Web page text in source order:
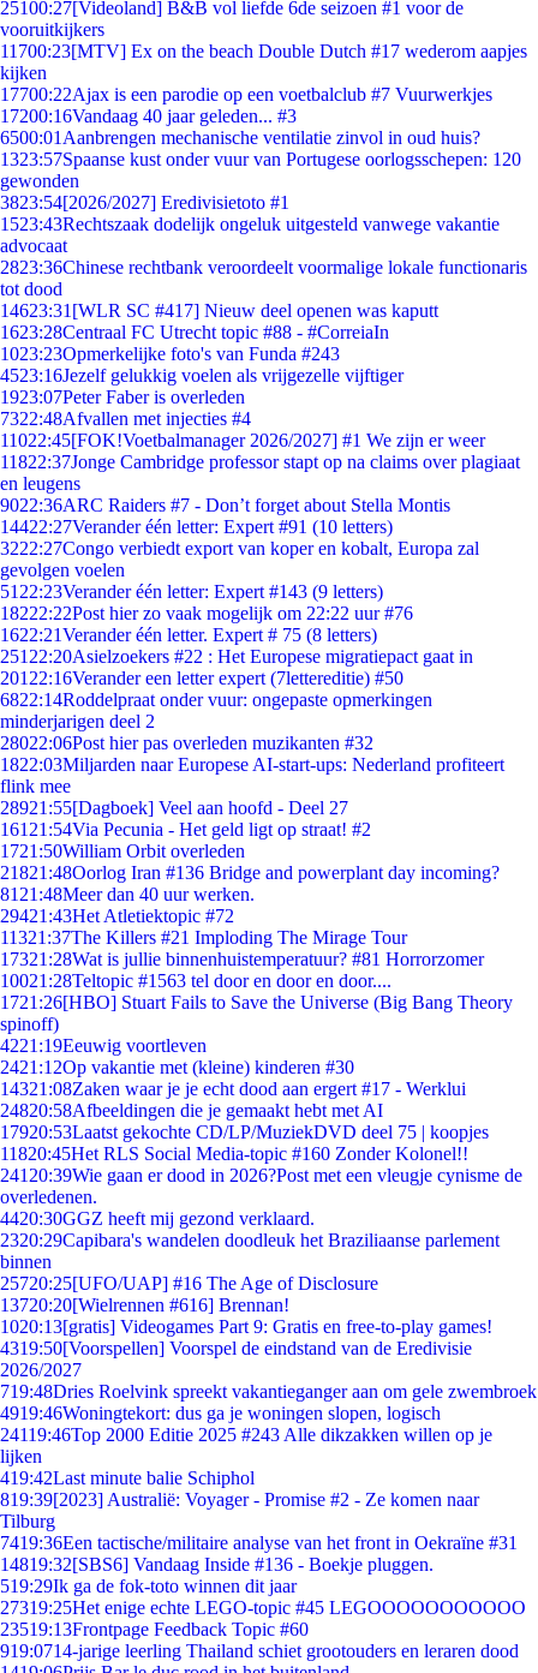
25100:27[Videoland] B&B vol liefde 6de seizoen #1 voor de
vooruitkijkers
11700:23[MTV] Ex on the beach Double Dutch #17 wederom aapjes
kijken
17700:22Ajax is een parodie op een voetbalclub #7 Vuurwerkjes
17200:16Vandaag 40 jaar geleden... #3
6500:01 Aanbrengen mechanische ventilatie zinvol in oud huis?
1323:57Spaanse kust onder vuur van Portugese oorlogsschepen: 120
gewonden
3823:54[2026/2027] Eredivisietoto #1
1523:43Rechtszaak dodelijk ongeluk uitgesteld vanwege vakantie
advocaat
2823:36Chinese rechtbank veroordeelt voormalige lokale functionaris
tot dood
14623:31 [WLR SC #417] Nieuw deel openen was kaputt
1623:28Centraal FC Utrecht topic #88 - #CorreiaIn
1023:23Opmerkelijke foto's van Funda #243
4523:16Jezelf gelukkig voelen als vrijgezelle vijftiger
1923:07Peter Faber is overleden
7322:48Afvallen met injecties #4
11022:45[FOK!Voetbalmanager 2026/2027] #1 We zijn er weer
11822:37Jonge Cambridge professor stapt op na claims over plagiaat
en leugens
9022:36ARC Raiders #7 - Don’t forget about Stella Montis
14422:27Verander één letter: Expert #91 (10 letters)
3222:27Congo verbiedt export van koper en kobalt, Europa zal
gevolgen voelen
51 22:23Verander één letter: Expert #143 (9 letters)
18222:22Post hier zo vaak mogelijk om 22:22 uur #76
1622:21Verander één letter. Expert # 75 (8 letters)
251 22:20Asielzoekers #22 : Het Europese migratiepact gaat in
201 22:16Verander een letter expert (7lettereditie) #50
6822:14Roddelpraat onder vuur: ongepaste opmerkingen
minderjarigen deel 2
28022:06Post hier pas overleden muzikanten #32
1822:03Miljarden naar Europese AI-start-ups: Nederland profiteert
flink mee
28921:55[Dagboek] Veel aan hoofd - Deel 27
161 21:54Via Pecunia - Het geld ligt op straat! #2
1721:50William Orbit overleden
21821:48Oorlog Iran #136 Bridge and powerplant day incoming?
81 21:48Meer dan 40 uur werken.
29421:43Het Atletiektopic #72
11321:37The Killers #21 Imploding The Mirage Tour
17321:28Wat is jullie binnenhuistemperatuur? #81 Horrorzomer
10021:28Teltopic #1563 tel door en door en door....
1721:26[HBO] Stuart Fails to Save the Universe (Big Bang Theory
spinoff)
4221:19Eeuwig voortleven
2421:12Op vakantie met (kleine) kinderen #30
14321:08Zaken waar je je echt dood aan ergert #17 - Werklui
24820:58Afbeeldingen die je gemaakt hebt met AI
17920:53Laatst gekochte CD/LP/MuziekDVD deel 75 | koopjes
11820:45Het RLS Social Media-topic #160 Zonder Kolonel!!
241 20:39Wie gaan er dood in 2026?Post met een vleugje cynisme de
overledenen.
4420:30GGZ heeft mij gezond verklaard.
2320:29Capibara's wandelen doodleuk het Braziliaanse parlement
binnen
25720:25[UFO/UAP] #16 The Age of Disclosure
13720:20[Wielrennen #616] Brennan!
1020:13[gratis] Videogames Part 9: Gratis en free-to-play games!
4319:50[Voorspellen] Voorspel de eindstand van de Eredivisie
2026/2027
719:48Dries Roelvink spreekt vakantieganger aan om gele zwembroek
4919:46Woningtekort: dus ga je woningen slopen, logisch
24119:46Top 2000 Editie 2025 #243 Alle dikzakken willen op je
lijken
419:42Last minute balie Schiphol
819:39[2023] Australië: Voyager - Promise #2 - Ze komen naar
Tilburg
7419:36Een tactische/militaire analyse van het front in Oekraïne #31
14819:32[SBS6] Vandaag Inside #136 - Boekje pluggen.
519:29Ik ga de fok-toto winnen dit jaar
27319:25Het enige echte LEGO-topic #45 LEGOOOOOOOOOOO
23519:13Frontpage Feedback Topic #60
919:0714-jarige leerling Thailand schiet grootouders en leraren dood